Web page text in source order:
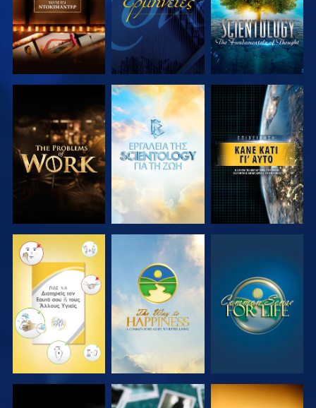
ΕΞΕΡΕΥΝΗΣΤΕ
ΤΗ ΣΕΙΡΑ
ΕΞΕΡΕΥΝΗΣΤΕ
ΤΗ ΣΕΙΡΑ
ΠΑΡΑΚΟΛΟΥΘΗΣΤΕ
ΠΑΡΑΚΟΛΟΥΘΗΣΤΕ ΠΑΡΑΚΟΛΟΥΘΗΣΤΕ ΠΑΡΑΚΟΛΟΥΘΗΣΤΕ